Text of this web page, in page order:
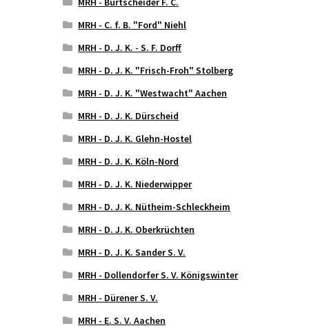
MRH - C. f. B. "Ford" Niehl
MRH - D. J. K. - S. F. Dorff
MRH - D. J. K. "Frisch-Froh" Stolberg
MRH - D. J. K. "Westwacht" Aachen
MRH - D. J. K. Dürscheid
MRH - D. J. K. Glehn-Hostel
MRH - D. J. K. Köln-Nord
MRH - D. J. K. Niederwipper
MRH - D. J. K. Nütheim-Schleckheim
MRH - D. J. K. Oberkrüchten
MRH - D. J. K. Sander S. V.
MRH - Dollendorfer S. V. Königswinter
MRH - Dürener S. V.
MRH - E. S. V. Aachen